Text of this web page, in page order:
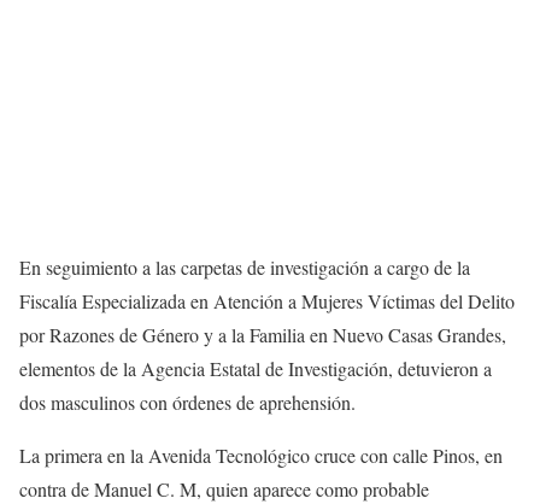
En seguimiento a las carpetas de investigación a cargo de la
Fiscalía Especializada en Atención a Mujeres Víctimas del Delito
por Razones de Género y a la Familia en Nuevo Casas Grandes,
elementos de la Agencia Estatal de Investigación, detuvieron a
dos masculinos con órdenes de aprehensión.
La primera en la Avenida Tecnológico cruce con calle Pinos, en
contra de Manuel C. M, quien aparece como probable